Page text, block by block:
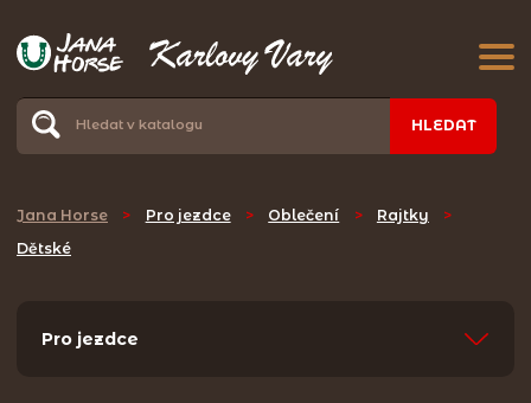
HLEDAT
Jana Horse > Pro jezdce > Oblečení > Rajtky
>
Dětské
Pro jezdce